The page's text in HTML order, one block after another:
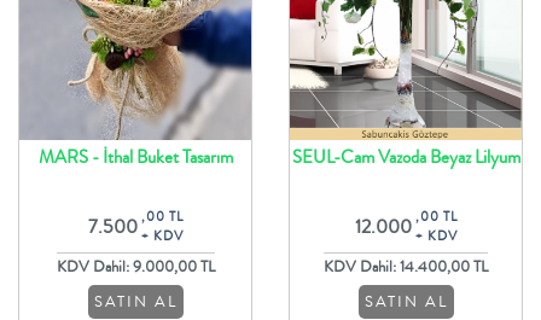
MARS - İthal Buket Tasarım
7.500 ,00 TL
+ KDV
KDV Dahil: 9.000,00 TL
SATIN AL
SEUL-Cam Vazoda Beyaz Lilyum
12.000 ,00 TL
+ KDV
KDV Dahil: 14.400,00 TL
SATIN AL